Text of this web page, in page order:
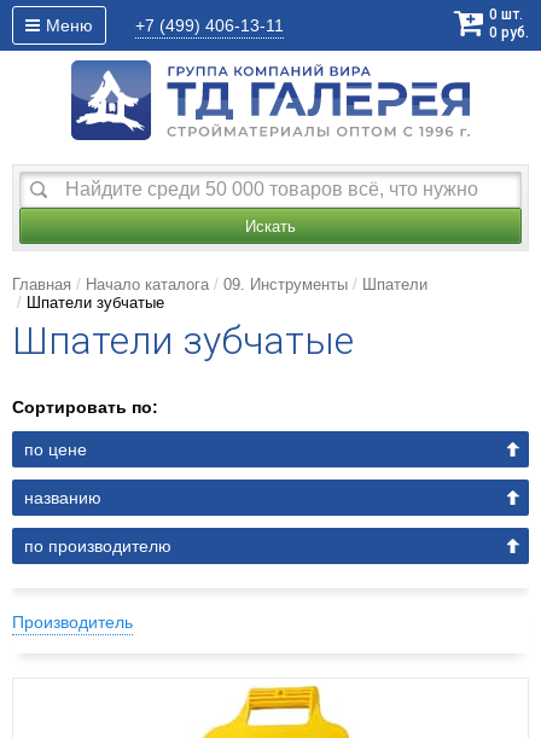
Меню +7 (499) 406-13-11
0 шт.
0 руб.
Искать
Главная Начало каталога 09. Инструменты
Шпатели
Шпатели зубчатые
Шпатели зубчатые
Сортировать по:
по цене
названию
по производителю
Производитель